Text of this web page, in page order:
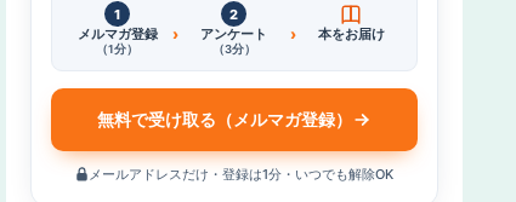
1
メルマガ登録
（1分）
›
2
アンケート
（3分）
› 本をお届け
無料で受け取る（メルマガ登録）
メールアドレスだけ・登録は1分・いつでも解除OK